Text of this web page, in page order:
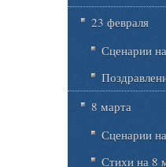
23 февраля
Сценарии
8 марта
Сценарии
Стихи на 8